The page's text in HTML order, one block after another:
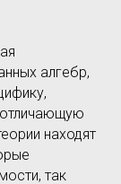
алгебр,
находят
так